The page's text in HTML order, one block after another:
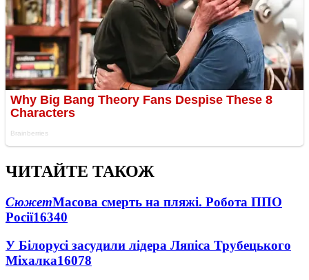
ЧИТАЙТЕ ТАКОЖ
СюжетМасова смерть на пляжі. Робота ППО
Росії16340
У Білорусі засудили лідера Ляпіса Трубецького
Міхалка16078